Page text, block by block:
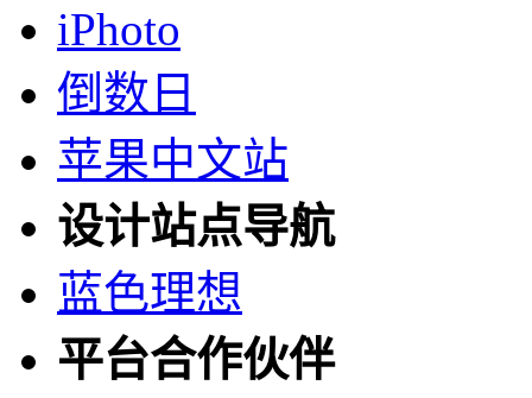
iPhoto
倒数日
苹果中文站
设计站点导航
蓝色理想
平台合作伙伴